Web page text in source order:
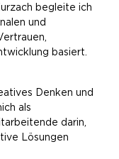
begleite ich
und
basiert.
Denken und
als
darin,
Lösungen